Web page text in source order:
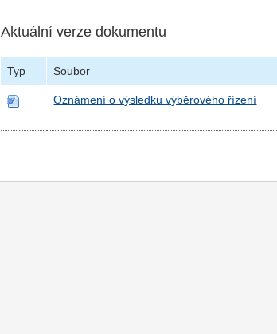
Aktuální verze dokumentu
Typ Soubor
Oznámení o výsledku výběrového řízení